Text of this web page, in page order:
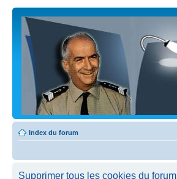
Index du forum
Supprimer tous les cookies du forum